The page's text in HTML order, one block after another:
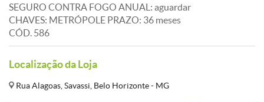
SEGURO CONTRA FOGO ANUAL: aguardar
CHAVES: METRÓPOLE PRAZO: 36 meses
CÓD. 586
Localização da Loja
Rua Alagoas, Savassi, Belo Horizonte - MG